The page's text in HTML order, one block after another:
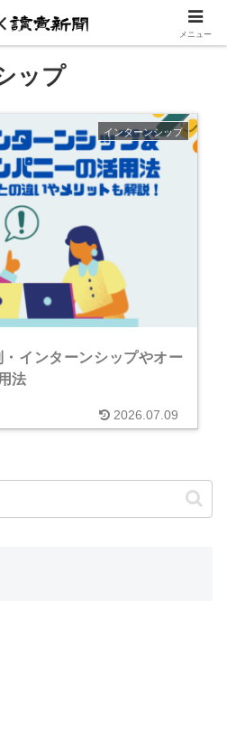
『就活進め方ガイド』
ップ
インターンシップ
・インターンシップやオー
法
2026.07.09
メニュー